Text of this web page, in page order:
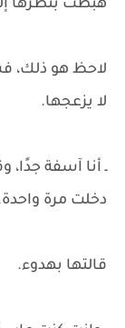
هبطت بنظرها
لاحظ هو ذلك،
لا يزعجها.
ـ أنا آسفة
دخلت مرة
قالتها بهدوء.